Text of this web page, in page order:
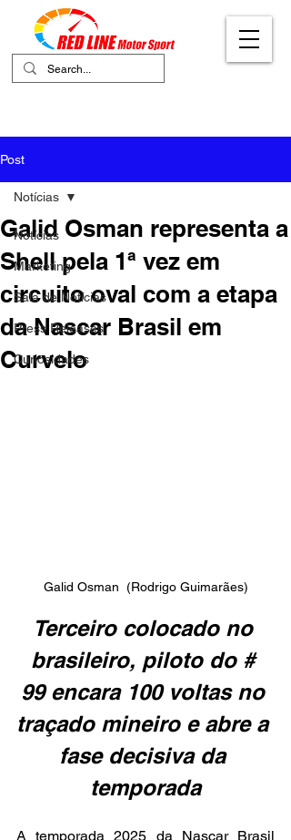
Post
Notícias
Marketing
Sala de Notícias
Press Releases
Curiosidades
Notícias
Galid Osman representa a
Shell pela 1ª vez em
circuito oval com a etapa
da Nascar Brasil em
Curvelo
Galid Osman  (Rodrigo Guimarães)
Terceiro colocado no
brasileiro, piloto do #
99 encara 100 voltas no
traçado mineiro e abre a
fase decisiva da
temporada
A temporada 2025 da Nascar Brasil